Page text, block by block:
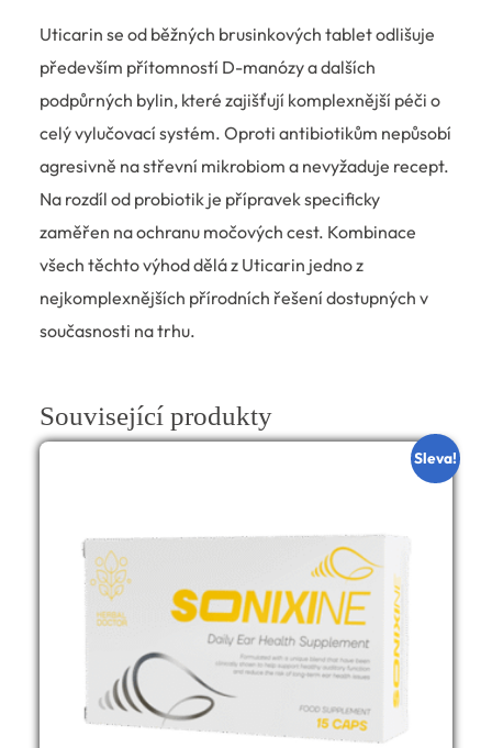
Uticarin se od běžných brusinkových tablet odlišuje
především přítomností D-manózy a dalších
podpůrných bylin, které zajišťují komplexnější péči o
celý vylučovací systém. Oproti antibiotikům nepůsobí
agresivně na střevní mikrobiom a nevyžaduje recept.
Na rozdíl od probiotik je přípravek specificky
zaměřen na ochranu močových cest. Kombinace
všech těchto výhod dělá z Uticarin jedno z
nejkomplexnějších přírodních řešení dostupných v
současnosti na trhu.
Související produkty
Sleva!